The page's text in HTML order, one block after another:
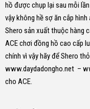
hồ được chụp lại sau mỗi
vậy không hề sợ ăn cắp
Shero sản xuất thuộc hàng
ACE chơi đồng hồ cao cấp
chính vì vậy hãy để Shero
www.daydadongho.net –
cho ACE.